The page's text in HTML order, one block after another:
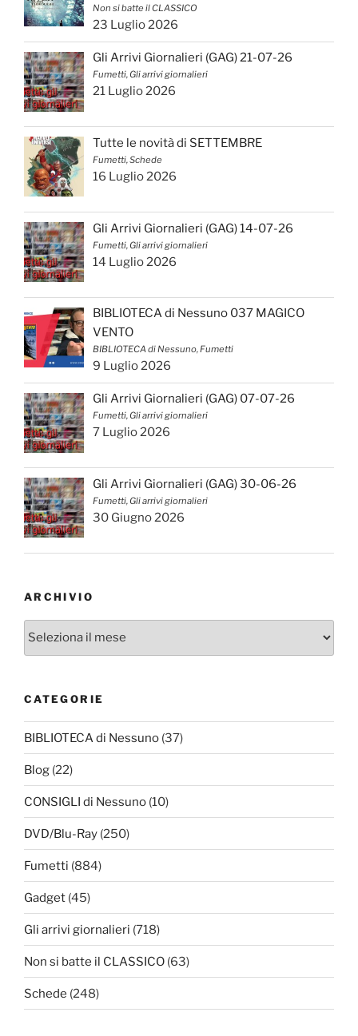
Non si batte il CLASSICO
23 Luglio 2026
Gli Arrivi Giornalieri (GAG) 21-07-26
Fumetti, Gli arrivi giornalieri
21 Luglio 2026
Tutte le novità di SETTEMBRE
Fumetti, Schede
16 Luglio 2026
Gli Arrivi Giornalieri (GAG) 14-07-26
Fumetti, Gli arrivi giornalieri
14 Luglio 2026
BIBLIOTECA di Nessuno 037 MAGICO
VENTO
BIBLIOTECA di Nessuno, Fumetti
9 Luglio 2026
Gli Arrivi Giornalieri (GAG) 07-07-26
Fumetti, Gli arrivi giornalieri
7 Luglio 2026
Gli Arrivi Giornalieri (GAG) 30-06-26
Fumetti, Gli arrivi giornalieri
30 Giugno 2026
ARCHIVIO
Archivio
CATEGORIE
BIBLIOTECA di Nessuno (37)
Blog (22)
CONSIGLI di Nessuno (10)
DVD/Blu-Ray (250)
Fumetti (884)
Gadget (45)
Gli arrivi giornalieri (718)
Non si batte il CLASSICO (63)
Schede (248)